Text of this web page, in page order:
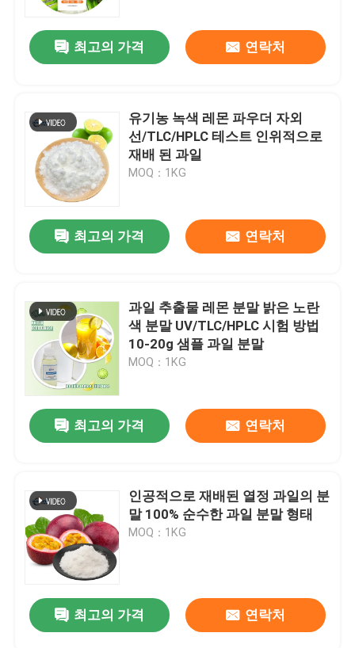
최고의 가격 연락처
유기농 녹색 레몬 파우더 자외
선/TLC/HPLC 테스트 인위적으로
재배 된 과일
MOQ：1KG
최고의 가격 연락처
과일 추출물 레몬 분말 밝은 노란
색 분말 UV/TLC/HPLC 시험 방법
10-20g 샘플 과일 분말
MOQ：1KG
최고의 가격 연락처
인공적으로 재배된 열정 과일의 분
말 100% 순수한 과일 분말 형태
MOQ：1KG
최고의 가격 연락처